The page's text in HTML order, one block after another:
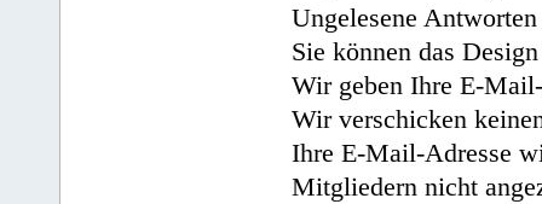
Ungelesene
Sie können das
Wir geben Ihre E-
Wir verschicken
Ihre E-Mail-Adresse
Mitgliedern nicht